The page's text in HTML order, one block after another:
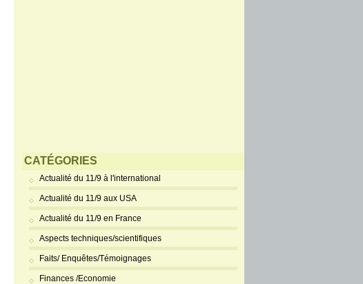
CATÉGORIES
Actualité du 11/9 à l'international
Actualité du 11/9 aux USA
Actualité du 11/9 en France
Aspects techniques/scientifiques
Faits/ Enquêtes/Témoignages
Finances /Economie